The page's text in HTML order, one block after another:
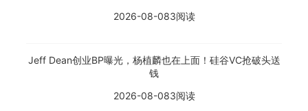
2026-08-083阅读
Jeff Dean创业BP曝光，杨植麟也在上面！硅谷VC抢破头送
钱
2026-08-083阅读